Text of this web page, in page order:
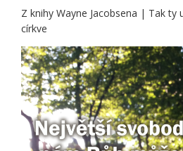
Z knihy Wayne Jacobsena | Tak ty
církve